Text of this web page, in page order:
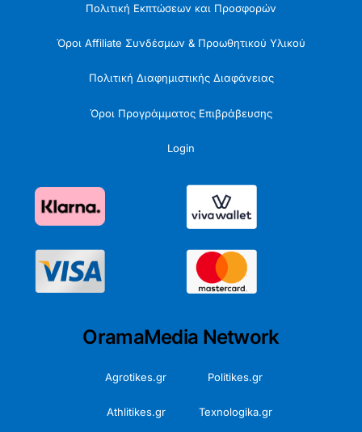
Πολιτική Εκπτώσεων και Προσφορών
Όροι Affiliate Συνδέσμων & Προωθητικού Υλικού
Πολιτική Διαφημιστικής Διαφάνειας
Όροι Προγράμματος Επιβράβευσης
Login
OramaMedia Network
Agrotikes.gr Politikes.gr
Athlitikes.gr Texnologika.gr